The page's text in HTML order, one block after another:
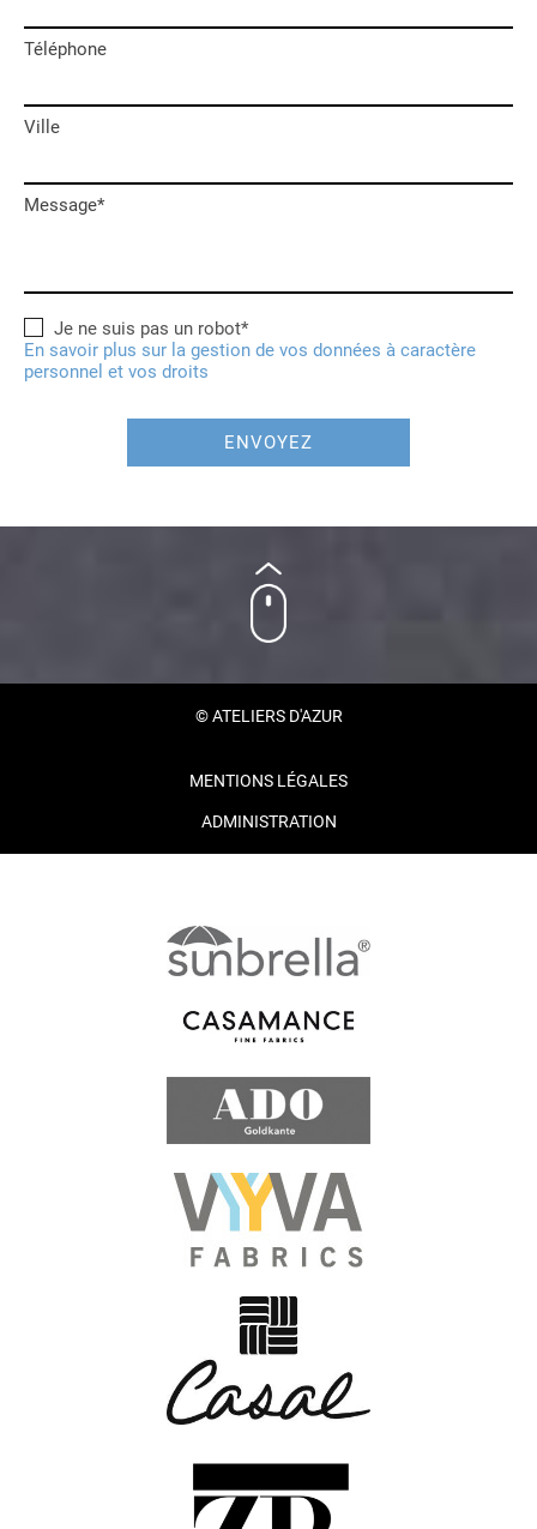
Téléphone
Ville
Message*
Je ne suis pas un robot*
En savoir plus sur la gestion de vos données à caractère
personnel et vos droits
ENVOYEZ
© ATELIERS D'AZUR
MENTIONS LÉGALES
ADMINISTRATION